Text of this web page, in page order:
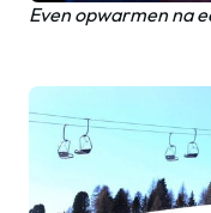
Even opwarmen na